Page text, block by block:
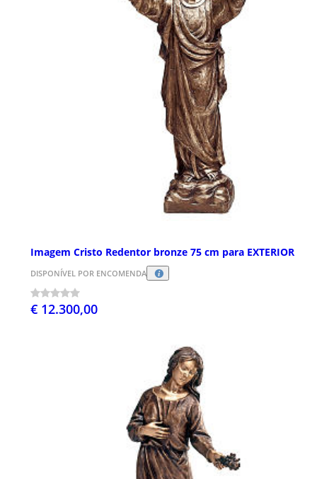
Imagem Cristo Redentor bronze 75 cm para EXTERIOR
DISPONÍVEL POR ENCOMENDA
€ 12.300,00